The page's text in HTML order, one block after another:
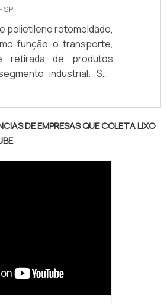
SP
polietileno rotomoldado,
função o transporte,
retirada de produtos
industrial. Sua
de acordo com a
podendo ser de
O tanque de químico
nos mais diversos
praticidade e fácil
Ele tem potencial
DE EMPRESAS QUE COLETA LIXO